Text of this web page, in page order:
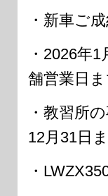
・新車ご
・2026年
舗営業日
・教習所
12月31日
・